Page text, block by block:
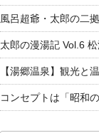
風呂超爺・太郎の二
太郎の漫湯記 Vol.6
【湯郷温泉】観光と
コンセプトは「昭和